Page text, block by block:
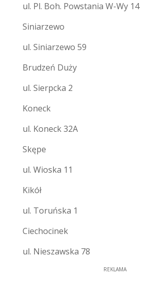
ul. Pl. Boh. Powstania W-Wy 14
Siniarzewo
ul. Siniarzewo 59
Brudzeń Duży
ul. Sierpcka 2
Koneck
ul. Koneck 32A
Skępe
ul. Wioska 11
Kikół
ul. Toruńska 1
Ciechocinek
ul. Nieszawska 78
REKLAMA